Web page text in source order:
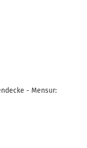
- Mensur: